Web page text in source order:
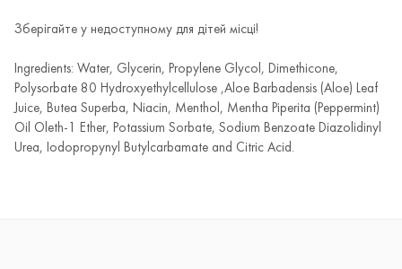
Зберігайте у недоступному для дітей місці!
Ingredients: Water, Glycerin, Propylene Glycol, Dimethicone,
Polysorbate 80 Hydroxyethylcellulose ,Aloe Barbadensis (Aloe) Leaf
Juice, Butea Superba, Niacin, Menthol, Mentha Piperita (Peppermint)
Oil Oleth-1 Ether, Potassium Sorbate, Sodium Benzoate Diazolidinyl
Urea, Iodopropynyl Butylcarbamate and Citric Acid.